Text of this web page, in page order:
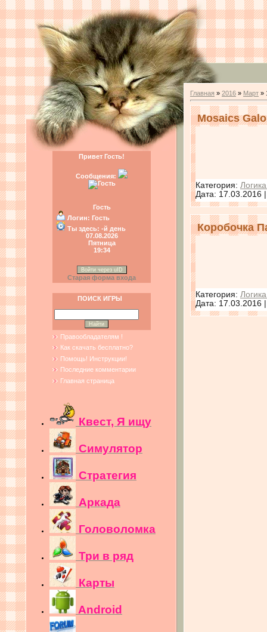
Привет Гость!
Сообщения:
Гость
Логин: Гость
Ты здесь: -й день
07.08.2026
Пятница
19:34
Войти через uID
Старая форма входа
ПОИСК ИГРЫ
Правообладателям !
Как скачать бесплатно?
Помощь! Инструкции!
Последние комментарии
Главная страница
Квест, Я ищу
Симулятор
Стратегия
Аркада
Головоломка
Три в ряд
Карты
Android
Главная » 2016 » Март »
Mosaics
Категория:
Дата: 17.03.2016
Коробочка
Категория:
Дата: 17.03.2016